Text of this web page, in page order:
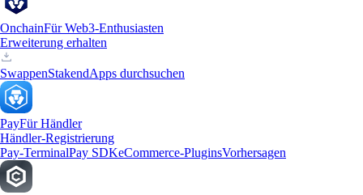
OnchainFür Web3-Enthusiasten
Erweiterung erhalten
SwappenStakendApps durchsuchen
PayFür Händler
Händler-Registrierung
Pay-TerminalPay SDKeCommerce-PluginsVorhersagen